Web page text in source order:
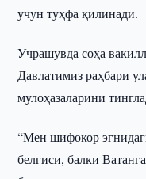
учун туҳфа қилинади.
Учрашувда соҳа
Давлатимиз раҳбари
мулоҳазаларини
“Мен шифокор
белгиси, балки